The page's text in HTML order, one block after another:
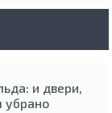
и двери,
убрано